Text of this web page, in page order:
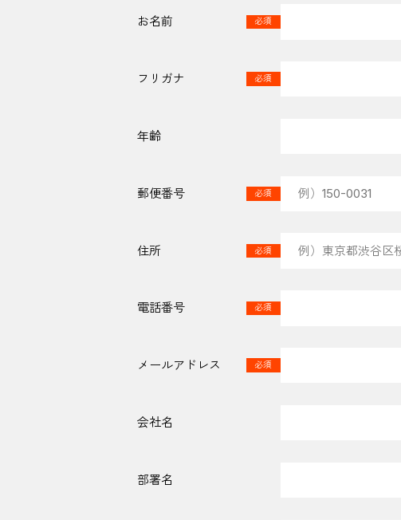
お名前 必須
フリガナ 必須
年齢
郵便番号 必須
住所 必須
電話番号 必須
メールアドレス 必須
会社名
部署名